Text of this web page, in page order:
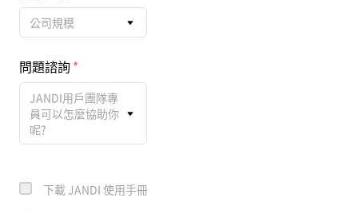
公司規模
問題諮詢
JANDI用戶團隊專
員可以怎麼協助你
呢?
下載 JANDI 使用手冊